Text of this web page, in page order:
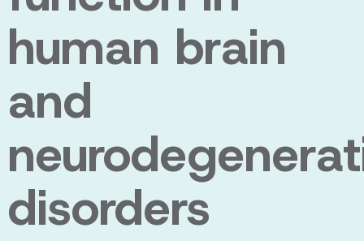
human brain
and
disorders